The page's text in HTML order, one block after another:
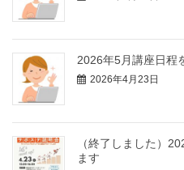
2026年5月講座日程
2026年4月23日
（終了しました）
ます